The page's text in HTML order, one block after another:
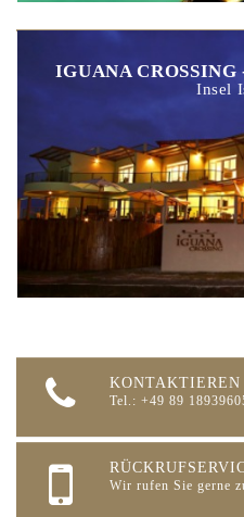
IGUANA
Insel
KONTAKTIEREN
Tel.: +49 89
Wir rufen Sie gerne